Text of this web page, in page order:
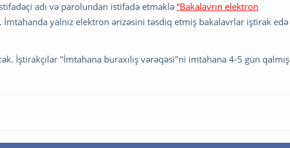
adı və parolundan istifadə etməklə “Bakalavrın elektron
İmtahanda yalnız elektron ərizəsini təsdiq etmiş bakalavrlar iştirak edə
İştirakçılar "İmtahana buraxılış vərəqəsi"ni imtahana 4-5 gün qalmış